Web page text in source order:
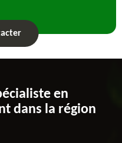
en
dans la région